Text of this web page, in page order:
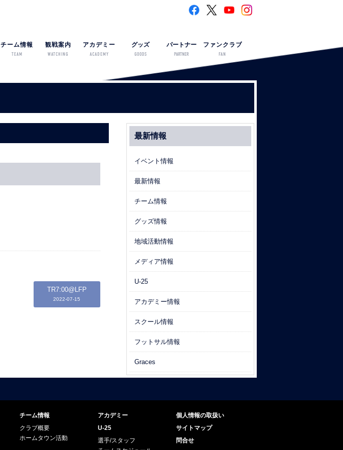
チーム情報
TEAM
観戦案内
WATCHING
アカデミー
ACADEMY
グッズ
GOODS
パートナー
PARTNER
ファンクラブ
FAN
TR7:00@LFP
2022-07-15
最新情報
イベント情報
最新情報
チーム情報
グッズ情報
地域活動情報
メディア情報
U-25
アカデミー情報
スクール情報
フットサル情報
Graces
チーム情報
クラブ概要
ホームタウン活動
アカデミー
U-25
選手/スタッフ
個人情報の取扱い
サイトマップ
問合せ